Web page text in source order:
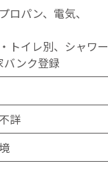
ロパン、電気、
イレ別、シャワ
バンク登録
詳